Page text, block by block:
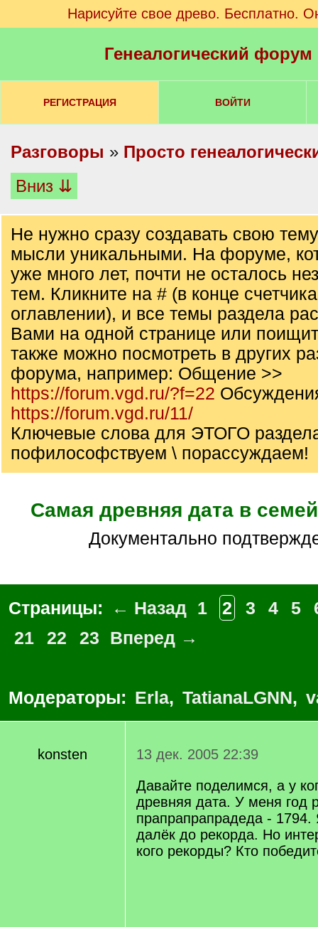
Нарисуйте свое древо. Бесплатно.
Генеалогический
РЕГИСТРАЦИЯ ВОЙТИ
Разговоры » Просто
Вниз ⇊
Не нужно сразу создавать свою
мысли уникальными. На форуме,
уже много лет, почти не осталось
тем. Кликните на # (в конце
оглавлении), и все темы раздела
Вами на одной странице или
также можно посмотреть в других
форума, например: Общение >>
https://forum.vgd.ru/?f=22
https://forum.vgd.ru/11/
Ключевые слова для ЭТОГО
пофилософствуем \ порассуждаем!
Самая древняя дата в
документально
Страницы: ← Назад 1 2 3 4 5
21
22 23 Вперед →
Модераторы: Erla, TatianaLGNN,
konsten
13 дек. 2005 22:39
Давайте поделимся, а у
древняя дата. У меня год
прапрапрапрадеда - 1794.
далёк до рекорда. Но
кого рекорды? Кто